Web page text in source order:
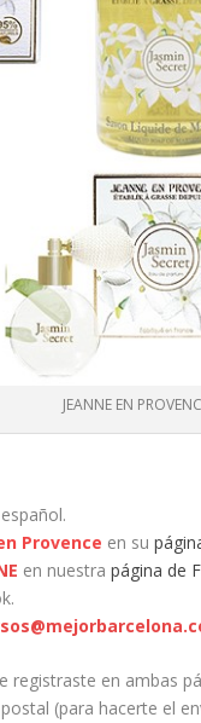
JEANNE EN
Provence en su
en nuestrapágina de
registraste en ambas
(para hacerte el